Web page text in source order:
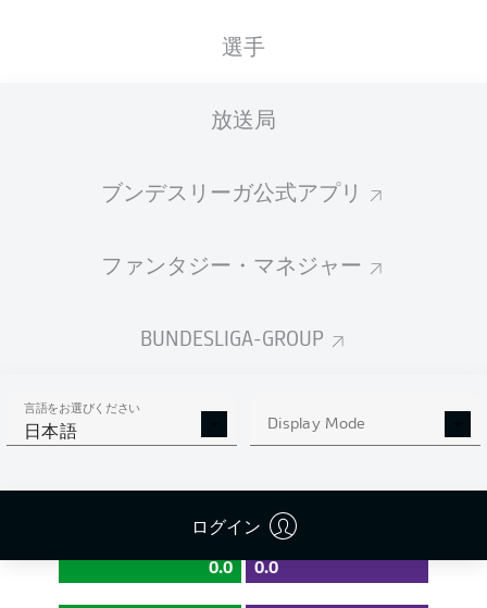
選手
放送局
ブンデスリーガ公式アプリ
ファンタジー・マネジャー
BUNDESLIGA-GROUP
言語をお選びください
日本語 Display Mode
ログイン
0
0 % 成功率 0 %
PASS EFFICIENCY
0.0 0.0